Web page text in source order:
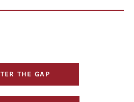
THE GAP